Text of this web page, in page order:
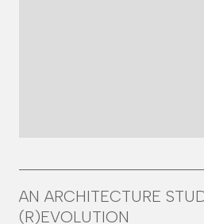
AN ARCHITECTURE
(R)EVOLUTION